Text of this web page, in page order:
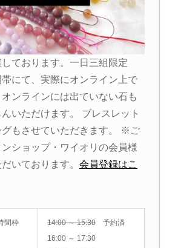
ております。一日三組限定
にて、実際にオンライン上で
ンラインには出ていない石も
いただけます。 ブレスレット
もさせていただきます。 ※ご
ショップ・ワイオリの会員様
いております。 会員登録はこ
間枠 14:00 ～ 15:30予約済
16:00 ～ 17:30